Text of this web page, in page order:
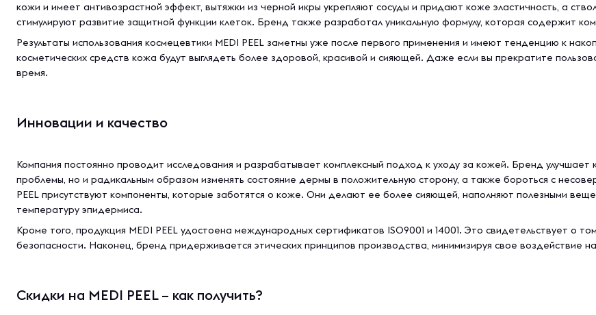
кожи и имеет антивозрастной эффект, вытяжки из черной икры укрепляют сосуды и придают коже эластичность, а
стимулируют развитие защитной функции клеток. Бренд также разработал уникальную формулу, которая содержит
Результаты использования космецевтики MEDI PEEL заметны уже после первого применения и имеют тенденцию к
косметических средств кожа будут выглядеть более здоровой, красивой и сияющей. Даже если вы прекратите
время.
Инновации и качество
Компания постоянно проводит исследования и разрабатывает комплексный подход к уходу за кожей. Бренд
проблемы, но и радикальным образом изменять состояние дермы в положительную сторону, а также бороться с
PEEL присутствуют компоненты, которые заботятся о коже. Они делают ее более сияющей, наполняют полезными
температуру эпидермиса.
Кроме того, продукция MEDI PEEL удостоена международных сертификатов ISO9001 и 14001. Это свидетельствует о
безопасности. Наконец, бренд придерживается этических принципов производства, минимизируя свое воздействие
Скидки на MEDI PEEL – как получить?